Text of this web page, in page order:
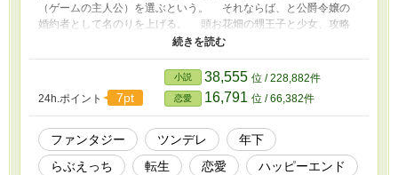
（ゲームの主人公）を選ぶという。 それならば、と公爵令嬢の
婚約者として名のりを上げる。 頭お花畑の甥王子と少女、攻略
対象の王子の側近たちを後目に、以前から狙っていた公爵令嬢をサ
クサク口説いて、楽しいいちゃラブ生活をスタート！
24h.ポイント 7pt
小説 38,555 位 / 228,882件
恋愛 16,791 位 / 66,382件
ファンタジー ツンデレ
年下
らぶえっち
転生 恋愛
ハッピーエンド